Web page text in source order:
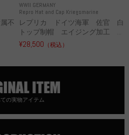
不
WWII GERMANY
Repro Hat and Cap Kriegsmarine
レプリカ ドイツ海軍 佐官 白
トップ制帽 エイジング加工 ...
¥28,500 （税込）
の実物アイテム